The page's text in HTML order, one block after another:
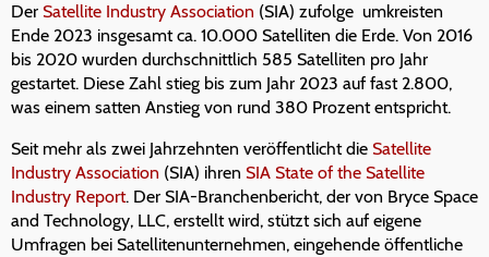
Der Satellite Industry Association (SIA) zufolge umkreisten
Ende 2023 insgesamt ca. 10.000 Satelliten die Erde. Von 2016
bis 2020 wurden durchschnittlich 585 Satelliten pro Jahr
gestartet. Diese Zahl stieg bis zum Jahr 2023 auf fast 2.800,
was einem satten Anstieg von rund 380 Prozent entspricht.
Seit mehr als zwei Jahrzehnten veröffentlicht die Satellite
Industry Association (SIA) ihren SIA State of the Satellite
Industry Report. Der SIA-Branchenbericht, der von Bryce Space
and Technology, LLC, erstellt wird, stützt sich auf eigene
Umfragen bei Satellitenunternehmen, eingehende öffentliche